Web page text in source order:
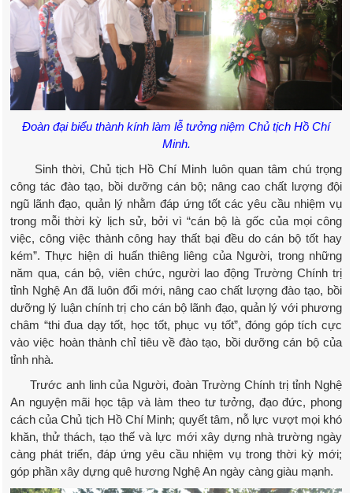
Đoàn đại biểu thành kính làm lễ tưởng niệm Chủ tịch Hồ Chí
Minh.
Sinh thời, Chủ tịch Hồ Chí Minh luôn quan tâm chú trọng
công tác đào tạo, bồi dưỡng cán bộ; nâng cao chất lượng đội
ngũ lãnh đạo, quản lý nhằm đáp ứng tốt các yêu cầu nhiệm vụ
trong mỗi thời kỳ lịch sử, bởi vì “cán bộ là gốc của mọi công
việc, công việc thành công hay thất bại đều do cán bộ tốt hay
kém”. Thực hiện di huấn thiêng liêng của Người, trong những
năm qua, cán bộ, viên chức, người lao động Trường Chính trị
tỉnh Nghệ An đã luôn đổi mới, nâng cao chất lượng đào tạo, bồi
dưỡng lý luận chính trị cho cán bộ lãnh đạo, quản lý với phương
châm “thi đua dạy tốt, học tốt, phục vụ tốt”, đóng góp tích cực
vào việc hoàn thành chỉ tiêu về đào tạo, bồi dưỡng cán bộ của
tỉnh nhà.
Trước anh linh của Người, đoàn Trường Chính trị tỉnh Nghệ
An nguyện mãi học tập và làm theo tư tưởng, đạo đức, phong
cách của Chủ tịch Hồ Chí Minh; quyết tâm, nỗ lực vượt mọi khó
khăn, thử thách, tạo thế và lực mới xây dựng nhà trường ngày
càng phát triển, đáp ứng yêu cầu nhiệm vụ trong thời kỳ mới;
góp phần xây dựng quê hương Nghệ An ngày càng giàu mạnh.